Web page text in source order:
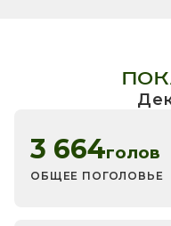
3 664голов
ОБЩЕЕ ПОГОЛОВЬЕ